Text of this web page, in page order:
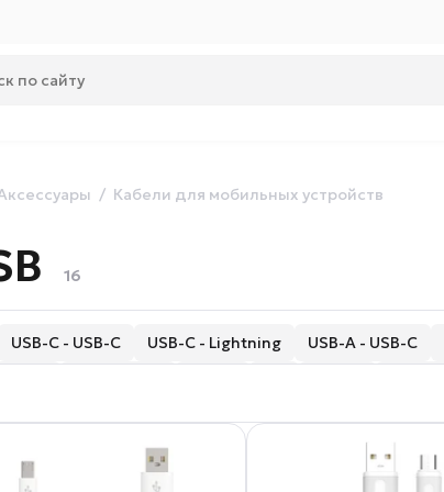
Кабели для мобильных устройств
16
USB-C - USB-C USB-C - Lightning USB-A - USB-C
ПВХ Стальные Переходники